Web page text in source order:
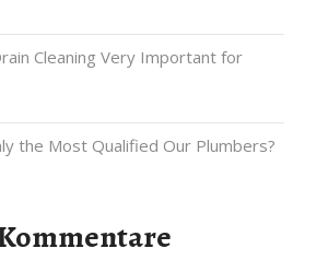
Cleaning Very Important for
the Most Qualified Our Plumbers?